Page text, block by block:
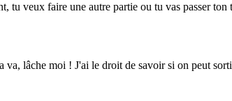
tu veux faire une autre partie ou tu vas passer ton
va, lâche moi ! J'ai le droit de savoir si on peut